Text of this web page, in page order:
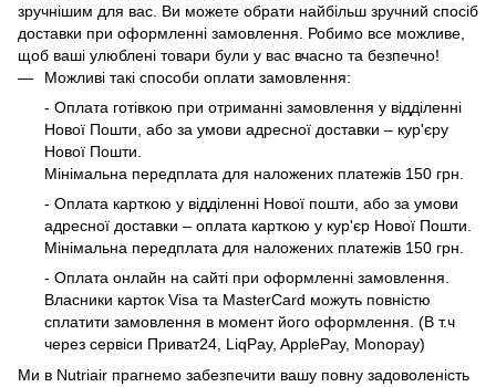
зручнішим для вас. Ви можете обрати найбільш зручний спосіб
доставки при оформленні замовлення. Робимо все можливе,
щоб ваші улюблені товари були у вас вчасно та безпечно!
Можливі такі способи оплати замовлення:
- Оплата готівкою при отриманні замовлення у відділенні
Нової Пошти, або за умови адресної доставки – кур'єру
Нової Пошти.
Мінімальна передплата для наложених платежів 150 грн.
- Оплата карткою у відділенні Нової пошти, або за умови
адресної доставки – оплата карткою у кур'єр Нової Пошти.
Мінімальна передплата для наложених платежів 150 грн.
- Оплата онлайн на сайті при оформленні замовлення.
Власники карток Visa та MasterCard можуть повністю
сплатити замовлення в момент його оформлення. (В т.ч
через сервіси Приват24, LiqPay, ApplePay, Monopay)
Ми в Nutriair прагнемо забезпечити вашу повну задоволеність